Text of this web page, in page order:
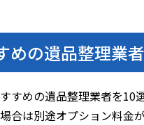
めの遺品整理業
すめの遺品整理業者を10
合は別途オプション料金